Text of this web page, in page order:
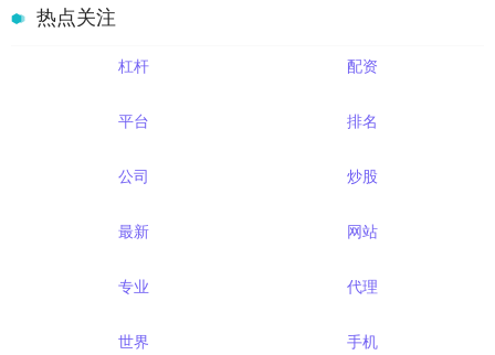
热点关注
杠杆 配资
平台 排名
公司 炒股
最新 网站
专业 代理
世界 手机